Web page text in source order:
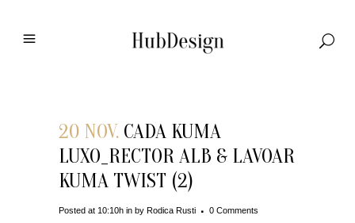
20 NOV. CADA KUMA
LUXO_RECTOR ALB & LAVOAR
KUMA TWIST (2)
Posted at 10:10h in by Rodica Rusti 0 Comments